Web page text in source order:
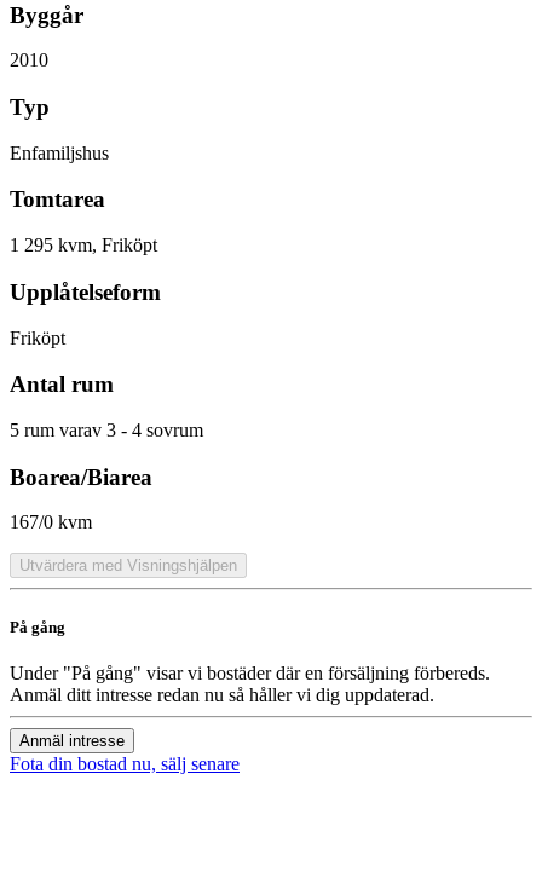
Byggår
2010
Typ
Enfamiljshus
Tomtarea
1 295 kvm, Friköpt
Upplåtelseform
Friköpt
Antal rum
5 rum varav 3 - 4 sovrum
Boarea/Biarea
167/0 kvm
Utvärdera med Visningshjälpen
På gång
Under "På gång" visar vi bostäder där en försäljning förbereds.
Anmäl ditt intresse redan nu så håller vi dig uppdaterad.
Anmäl intresse
Fota din bostad nu, sälj senare